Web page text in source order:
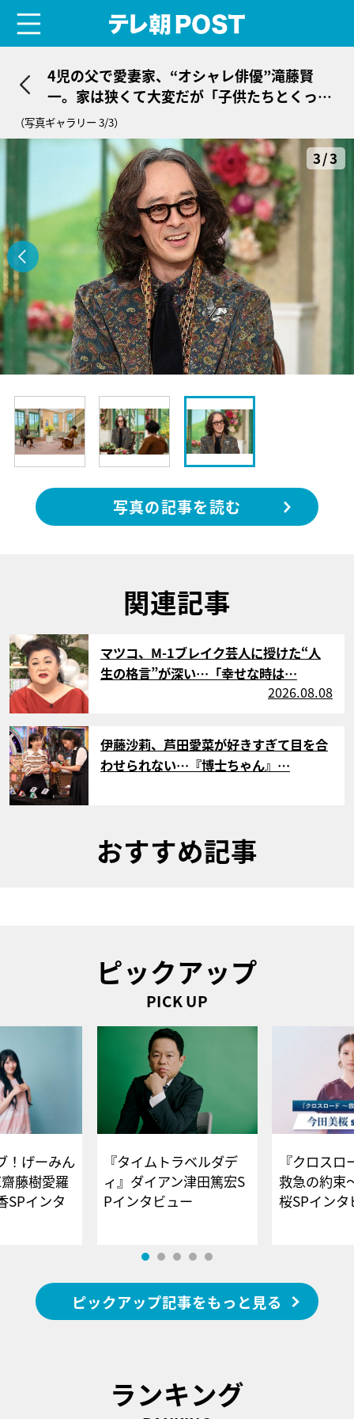
4児の父で愛妻家、“オシャレ俳優”滝藤賢
一。家は狭くて大変だが「子供たちとくっつ
いて過ごしたい」
（写真ギャラリー 3/3）
3/3
写真の記事を読む
関連記事
サムネイル
マツコ、M-1ブレイク芸人に授けた“人
生の格言”が深い…「幸せな時は…
2026.08.08
サムネイル
伊藤沙莉、芦田愛菜が好きすぎて目を合
わせられない…『博士ちゃん』…
おすすめ記事
ピックアップ
PICK UP
！げーみん
藤樹愛羅
SPインタ
『タイムトラベルダデ
ィ』ダイアン津田篤宏S
Pインタビュー
『クロス
救急の約束
桜SPイ
ピックアップ記事をもっと見る
ランキング